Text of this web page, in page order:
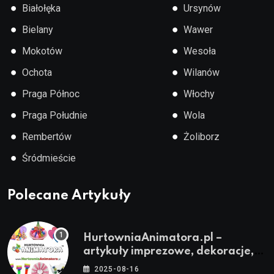
● Białołęka
● Bielany
● Mokotów
● Ochota
● Praga Północ
● Praga Południe
● Rembertów
● Śródmieście
● Ursynów
● Wawer
● Wesoła
● Wilanów
● Włochy
● Wola
● Żoliborz
Polecane Artykuły
HurtowniaAnimatora.pl –
artykuły imprezowe, dekoracje,
stroje i akcesoria dla animatorów
2025-08-16